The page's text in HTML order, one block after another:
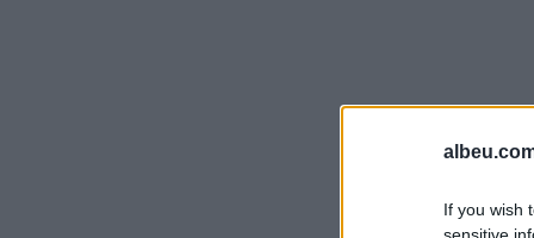
If you wish